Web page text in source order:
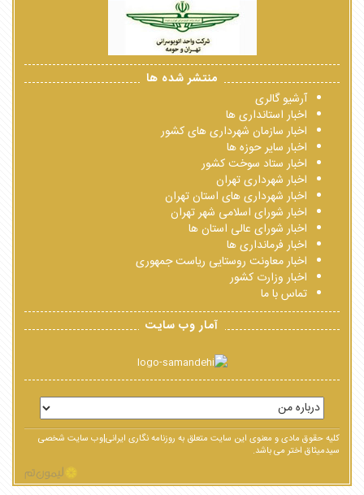
منتشر شده ها
آرشیو گالری
اخبار استانداری ها
اخبار سازمان شهرداری های کشور
اخبار سایر حوزه ها
اخبار ستاد سوخت کشور
اخبار شهرداری تهران
اخبار شهرداری های استان تهران
اخبار شورای اسلامی شهر تهران
اخبار شورای عالی استان ها
اخبار فرمانداری ها
اخبار معاونت روستایی ریاست جمهوری
اخبار وزارت کشور
تماس با ما
آمار وب سایت
کلیه حقوق مادی و معنوی این سایت متعلق به روزنامه نگاری ایرانی|وب سایت شخصی
سیدمیثاق اختر می باشد.